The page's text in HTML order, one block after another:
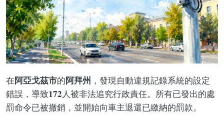
在阿亞戈茲市的阿拜州 ，發現自動違規記錄系統的設定
錯誤，導致172人被非法追究行政責任。所有已發出的處
罰命令已被撤銷，並開始向車主退還已繳納的罰款。